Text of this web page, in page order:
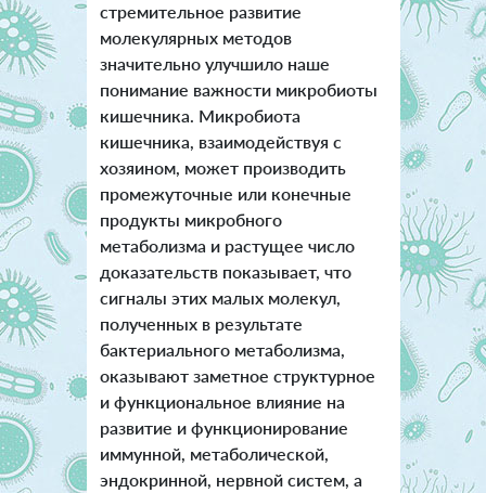
стремительное развитие
молекулярных методов
значительно улучшило наше
понимание важности микробиоты
кишечника. Микробиота
кишечника, взаимодействуя с
хозяином, может производить
промежуточные или конечные
продукты микробного
метаболизма и растущее число
доказательств показывает, что
сигналы этих малых молекул,
полученных в результате
бактериального метаболизма,
оказывают заметное структурное
и функциональное влияние на
развитие и функционирование
иммунной, метаболической,
эндокринной, нервной систем, а